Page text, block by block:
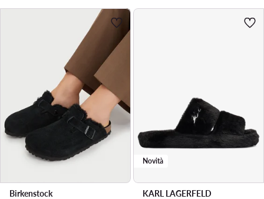
Birkenstock
Novità
KARL LAGERFELD